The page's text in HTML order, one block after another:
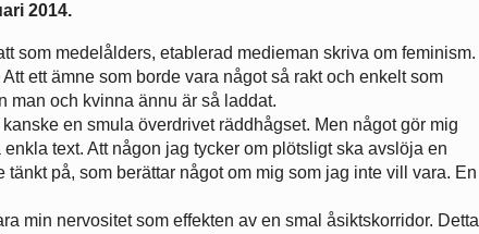
2014.
som medelålders, etablerad medieman skriva om feminism.
ett ämne som borde vara något så rakt och enkelt som
man och kvinna ännu är så laddat.
en smula överdrivet räddhågset. Men något gör mig
text. Att någon jag tycker om plötsligt ska avslöja en
tänkt på, som berättar något om mig som jag inte vill vara. En
min nervositet som effekten av en smal åsiktskorridor. Detta